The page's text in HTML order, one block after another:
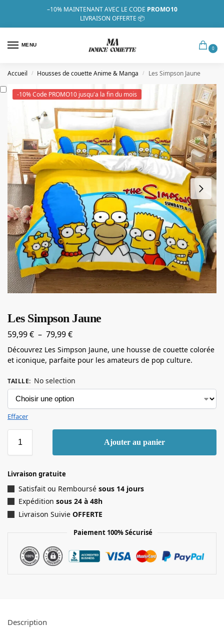
–10% MAINTENANT AVEC LE CODE PROMO10
LIVRAISON OFFERTE 📦
MENU
0
Accueil / Housses de couette Anime & Manga / Les Simpson Jaune
-10% Code PROMO10 jusqu'a la fin du mois
Les Simpson Jaune
59,99€ – 79,99€
Découvrez Les Simpson Jaune, une housse de couette colorée
et iconique, parfaite pour les amateurs de pop culture.
TAILLE: No selection
Effacer
Ajouter au panier
Livraison gratuite
Satisfait ou Remboursé sous 14 jours
Expédition sous 24 à 48h
Livraison Suivie OFFERTE
Paiement 100% Sécurisé
Description